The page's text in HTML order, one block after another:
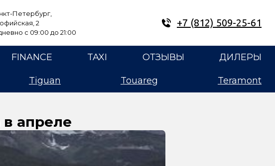
Петербург,
2
с 09:00 до 21:00
+7 (812) 509-25-61
FINANCE TAXI ОТЗЫВЫ ДИЛЕРЫ
Tiguan Touareg Teramont
апреле